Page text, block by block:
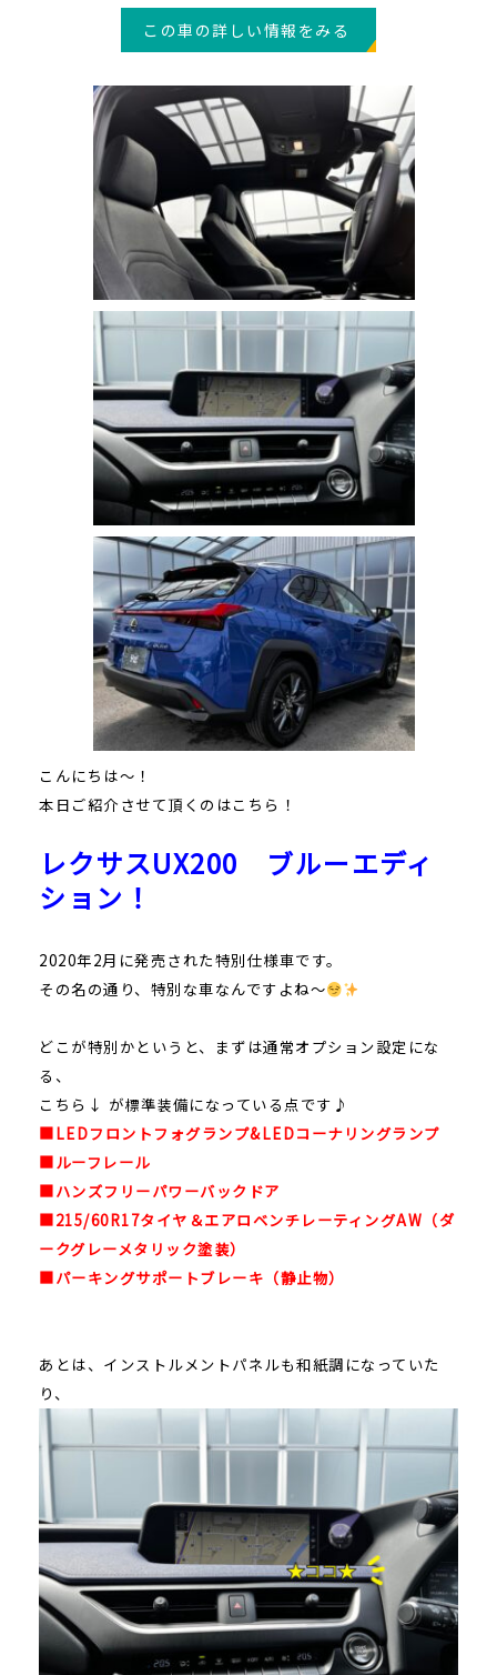
この車の詳しい情報をみる
こんにちは～！
本日ご紹介させて頂くのはこちら！
レクサスUX200 ブルーエディ
ション！
2020年2月に発売された特別仕様車です。
その名の通り、特別な車なんですよね～
どこが特別かというと、まずは通常オプション設定にな
る、
こちら↓ が標準装備になっている点です♪
■LEDフロントフォグランプ&LEDコーナリングランプ
■ルーフレール
■ハンズフリーパワーバックドア
■215/60R17タイヤ＆エアロベンチレーティングAW（ダ
ークグレーメタリック塗装）
■パーキングサポートブレーキ（静止物）
あとは、インストルメントパネルも和紙調になっていた
り、